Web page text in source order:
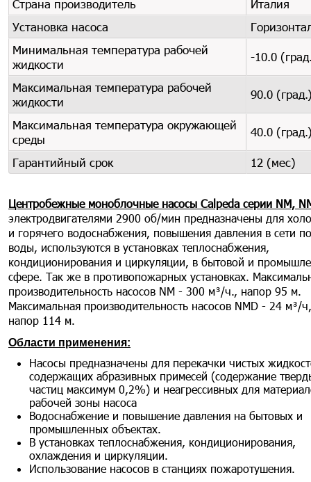
Страна производитель
Италия
Установка насоса
Минимальная температура рабочей
жидкости
-10.0
Максимальная температура рабочей
жидкости
90.0
Максимальная температура окружающей
среды
40.0
Гарантийный срок 12 (мес)
Центробежные моноблочные насосы Calpeda серии NM,
электродвигателями 2900 об/мин предназначены для
и горячего водоснабжения, повышения давления в сети
воды, используются в установках теплоснабжения,
кондиционирования и циркуляции, в бытовой и
сфере. Так же в противопожарных установках.
производительность насосов NM - 300 м³/ч., напор 95 м.
Максимальная производительность насосов NMD - 24 м³/ч,
напор 114 м.
Области применения:
Насосы предназначены для перекачки чистых
содержащих абразивных примесей (содержание
частиц максимум 0,2%) и неагрессивных для
рабочей зоны насоса
Водоснабжение и повышение давления на бытовых и
промышленных объектах.
В установках теплоснабжения, кондиционирования,
охлаждения и циркуляции.
Использование насосов в станциях пожаротушения.